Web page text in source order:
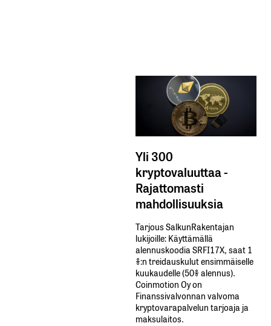
Yli 300
kryptovaluuttaa -
Rajattomasti
mahdollisuuksia
Tarjous SalkunRakentajan
lukijoille: Käyttämällä​ ​
alennuskoodia​ ​SRFI17X,​ ​saat​ ​1
%:n treidauskulut​ ​ensimmäiselle​ ​
kuukaudelle​ ​(50%​ ​alennus).
Coinmotion Oy on
Finanssivalvonnan valvoma
kryptovarapalvelun tarjoaja ja
maksulaitos.